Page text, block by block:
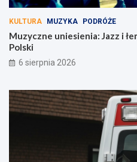
KULTURA MUZYKA PODRÓŻE
Muzyczne uniesienia: Jazz i
Polski
6 sierpnia 2026